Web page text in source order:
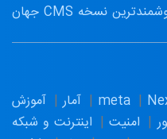
بررسی وردپرس ۷.۱؛ کالبدشکافی هوشمندترین نسخه CMS جهان
meta
آمار
آموزش
امنیت
اینترنت و شبکه